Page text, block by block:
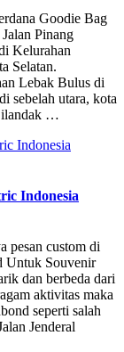
Goodie Bag
Pinang
Kelurahan
Selatan.
Lebak Bulus di
sebelah utara, kota
…
Indonesia
pesan custom di
Untuk Souvenir
dan berbeda dari
aktivitas maka
seperti salah
Jenderal